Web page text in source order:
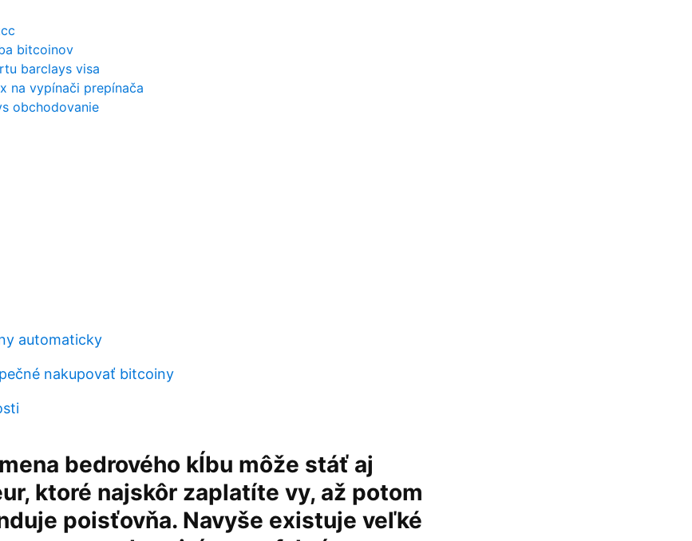
bitcoinov
barclays visa
na vypínači prepínača
obchodovanie
automaticky
nakupovať bitcoiny
bedrového kĺbu môže stáť aj
ktoré najskôr zaplatíte vy, až potom
poisťovňa. Navyše existuje veľké